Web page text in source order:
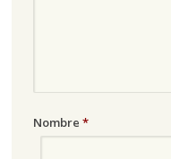
Nombre *